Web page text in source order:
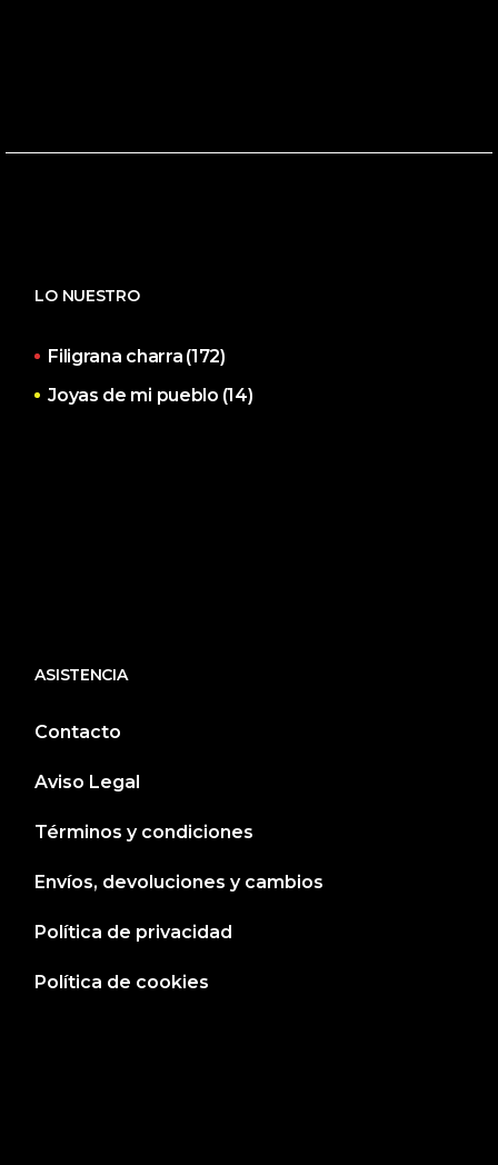
LO NUESTRO
Filigrana charra (172)
Joyas de mi pueblo (14)
ASISTENCIA
Contacto
Aviso Legal
Términos y condiciones
Envíos, devoluciones y cambios
Política de privacidad
Política de cookies